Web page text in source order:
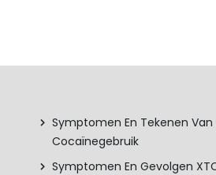
Symptomen En Tekenen Van
Cocaïnegebruik
Symptomen En Gevolgen